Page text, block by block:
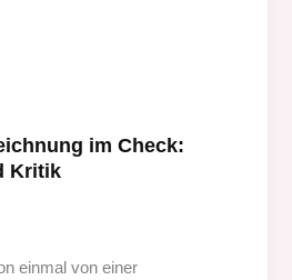
im Check:
Kritik
einmal von einer